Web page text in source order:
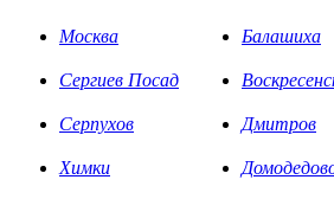
Москва Балашиха
Сергиев Посад
Серпухов Дмитров
Химки